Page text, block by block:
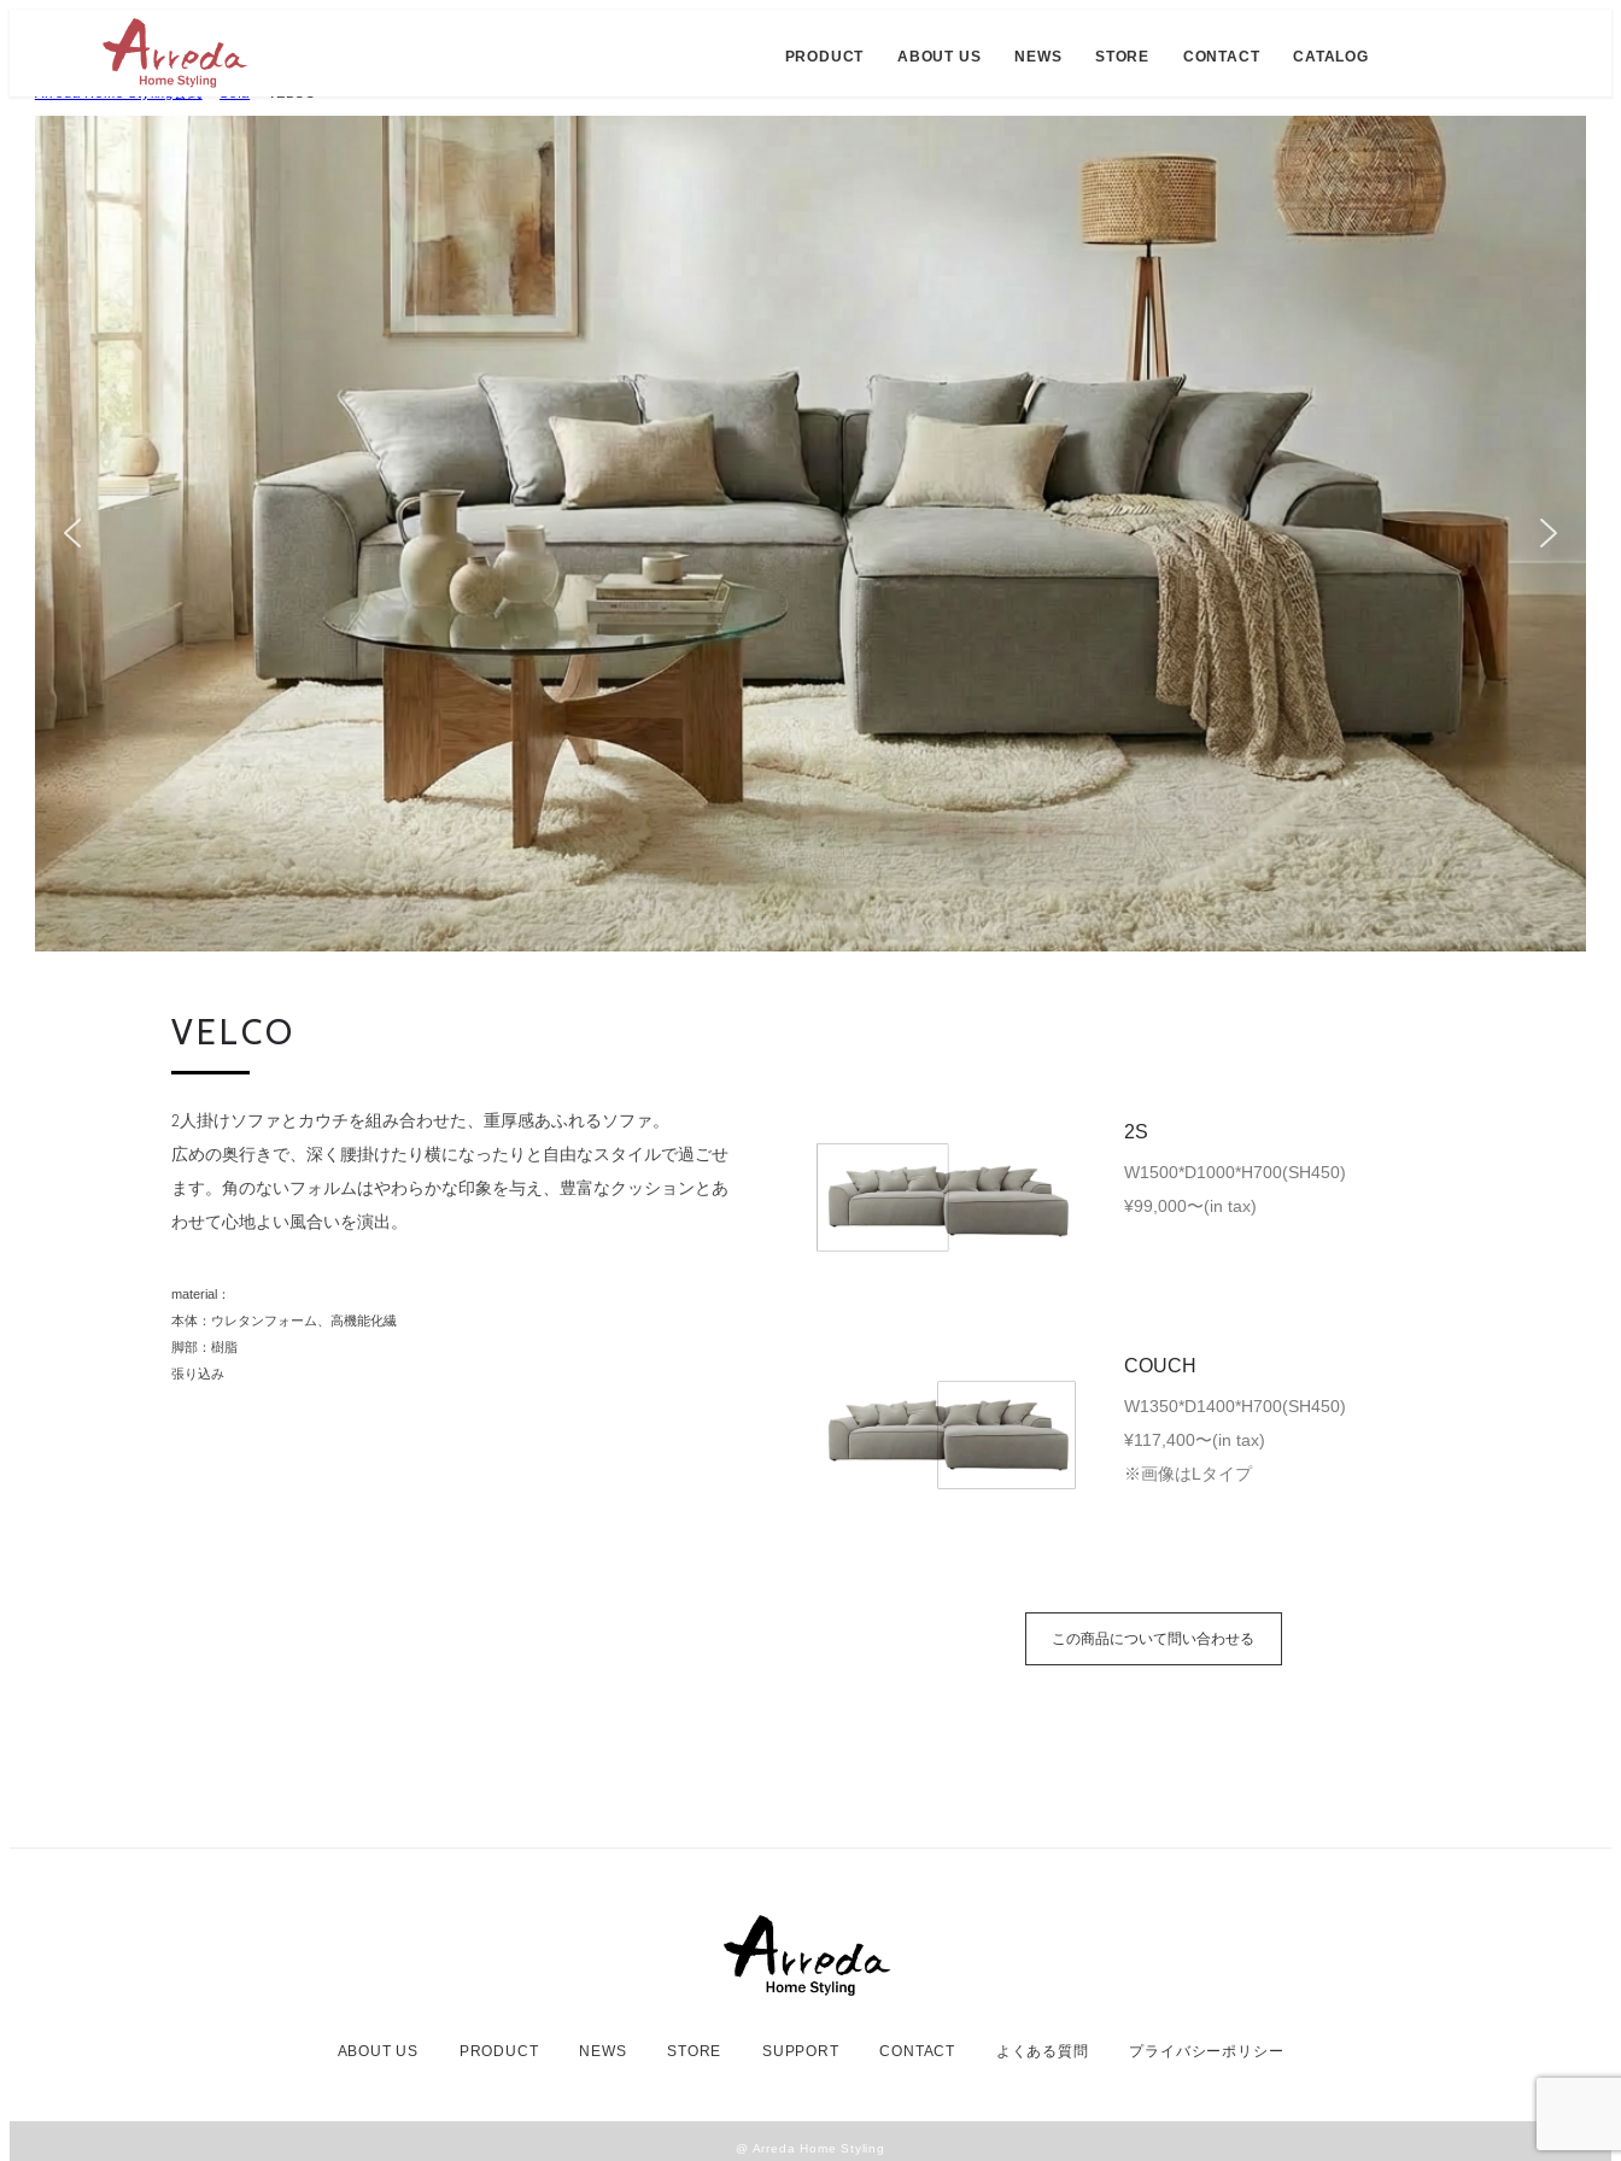
PRODUCT ABOUT US NEWS STORE CONTACT CATALOG
Arreda Home Styling公式 >
VELCO
2人掛けソファとカウチを組み合わせた、重厚感あふれるソファ。
広めの奥行きで、深く腰掛けたり横になったりと自由なスタイルで過ごせ
ます。角のないフォルムはやわらかな印象を与え、豊富なクッションとあ
わせて心地よい風合いを演出。
material：
本体：ウレタンフォーム、高機能化繊
脚部：樹脂
張り込み
2S
W1500*D1000*H700(SH450)
¥99,000〜(in tax)
COUCH
W1350*D1400*H700(SH450)
¥117,400〜(in tax)
※画像はLタイプ
この商品について問い合わせる
ABOUT US PRODUCT NEWS STORE SUPPORT CONTACT よくある質問 プライバシーポリシー
@ Arreda Home Styling